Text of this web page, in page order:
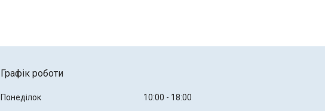
Графік роботи
Понеділок 10:00
18:00